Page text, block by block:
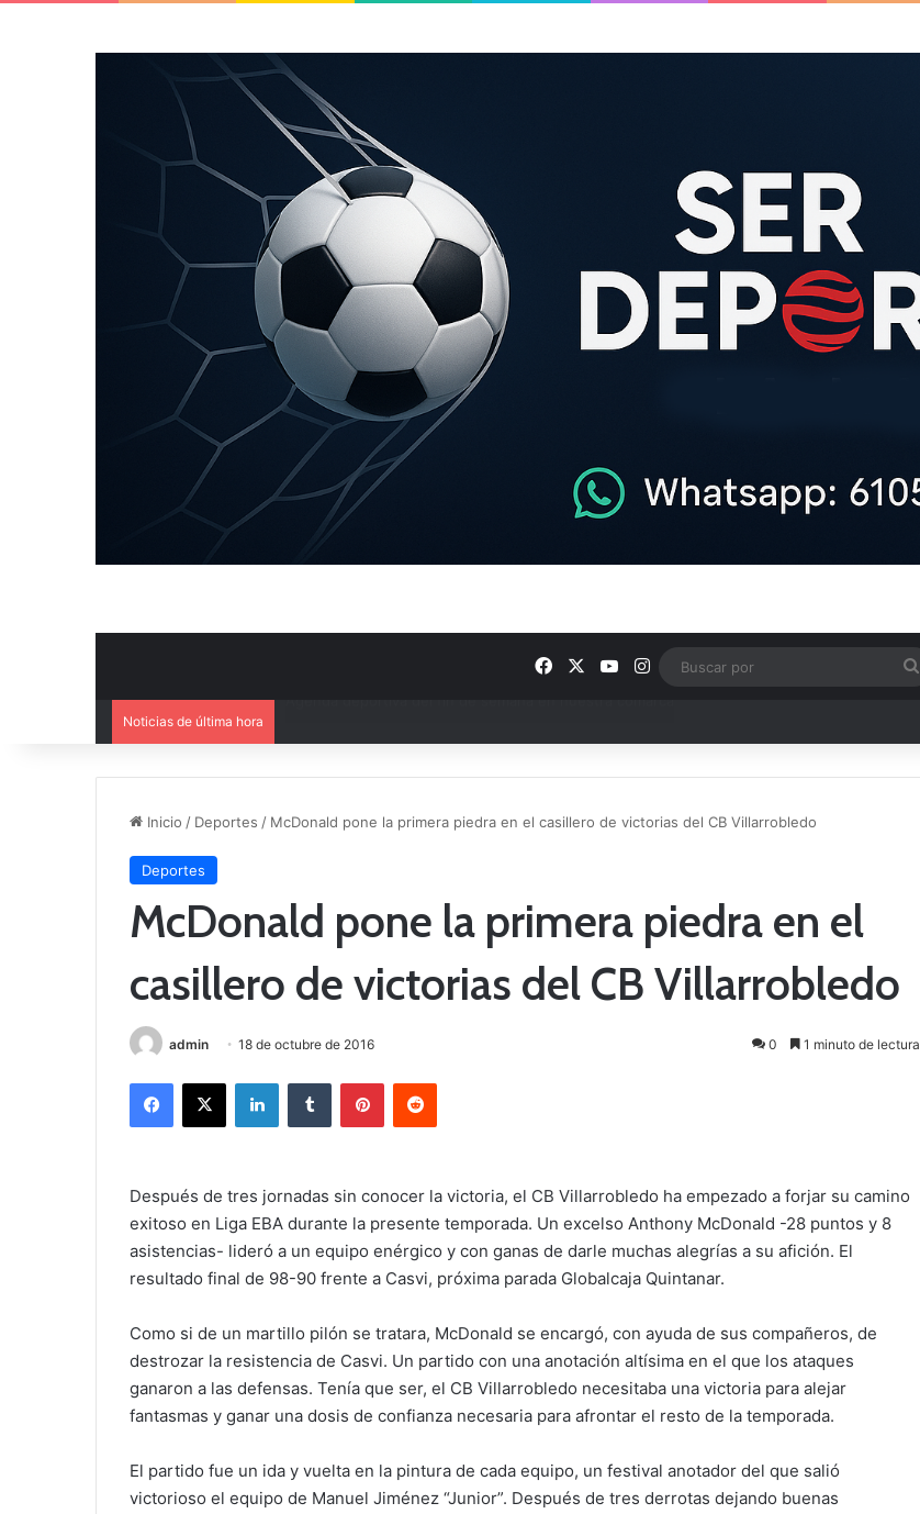
FacebookYouTube
Instagram
Noticias de última hora
Inicio / Deportes / McDonald pone la primera piedra en el casillero de victorias del CB Villarrobledo
Deportes
McDonald pone la primera piedra en el
casillero de victorias del CB Villarrobledo
admin 18 de octubre de 2016 0 1 minuto de lectura
Después de tres jornadas sin conocer la victoria, el CB Villarrobledo ha empezado a forjar su camino
exitoso en Liga EBA durante la presente temporada. Un excelso Anthony McDonald -28 puntos y 8
asistencias- lideró a un equipo enérgico y con ganas de darle muchas alegrías a su afición. El
resultado final de 98-90 frente a Casvi, próxima parada Globalcaja Quintanar.
Como si de un martillo pilón se tratara, McDonald se encargó, con ayuda de sus compañeros, de
destrozar la resistencia de Casvi. Un partido con una anotación altísima en el que los ataques
ganaron a las defensas. Tenía que ser, el CB Villarrobledo necesitaba una victoria para alejar
fantasmas y ganar una dosis de confianza necesaria para afrontar el resto de la temporada.
El partido fue un ida y vuelta en la pintura de cada equipo, un festival anotador del que salió
victorioso el equipo de Manuel Jiménez “Junior”. Después de tres derrotas dejando buenas